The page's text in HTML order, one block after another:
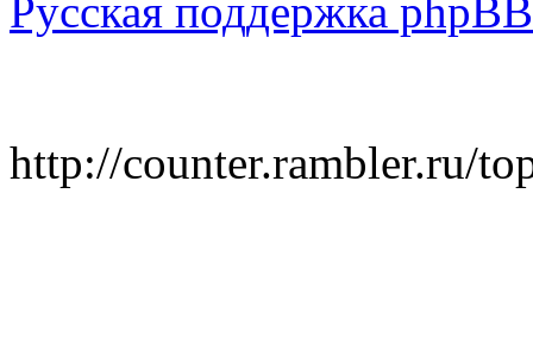
Русская поддержка phpBB
http://counter.rambler.ru/